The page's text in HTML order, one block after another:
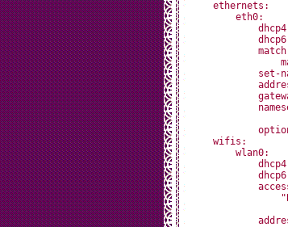
    ethernets:
        eth0:
set-
    wifis:
        wlan0: